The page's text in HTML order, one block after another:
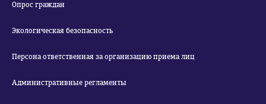
Опрос граждан
Экологическая безопасность
Персона ответственная за организацию приема лиц
Административные регламенты